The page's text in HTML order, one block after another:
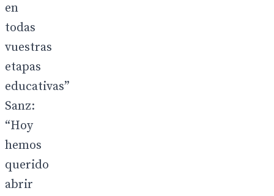
en
todas
vuestras
etapas
educativas”
Sanz:
“Hoy
hemos
querido
abrir